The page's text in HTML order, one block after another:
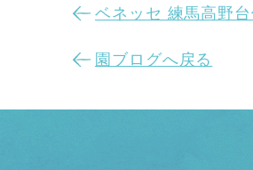
ベネッセ 練馬高野
園ブログへ戻る